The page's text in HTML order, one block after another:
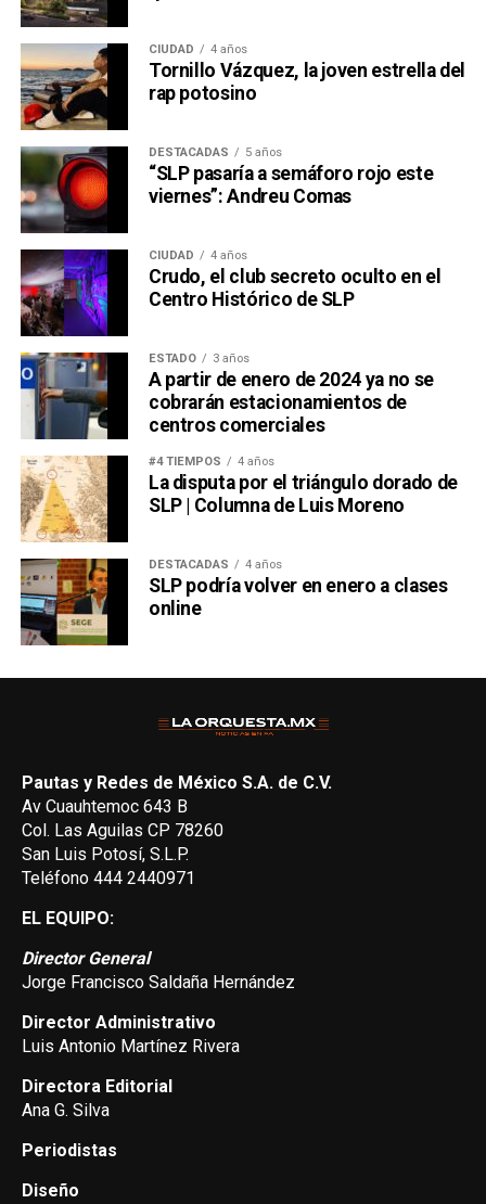
CIUDAD 4 años
Tornillo Vázquez, la joven estrella del
rap potosino
DESTACADAS 5 años
“SLP pasaría a semáforo rojo este
viernes”: Andreu Comas
CIUDAD 4 años
Crudo, el club secreto oculto en el
Centro Histórico de SLP
ESTADO 3 años
A partir de enero de 2024 ya no se
cobrarán estacionamientos de
centros comerciales
#4 TIEMPOS 4 años
La disputa por el triángulo dorado de
SLP | Columna de Luis Moreno
DESTACADAS 4 años
SLP podría volver en enero a clases
online
Pautas y Redes de México S.A. de C.V.
Av Cuauhtemoc 643 B
Col. Las Aguilas CP 78260
San Luis Potosí, S.L.P.
Teléfono 444 2440971
EL EQUIPO:
Director General
Jorge Francisco Saldaña Hernández
Director Administrativo
Luis Antonio Martínez Rivera
Directora Editorial
Ana G. Silva
Periodistas
Diseño